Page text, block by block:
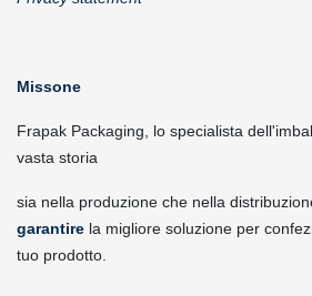
Missone
Frapak Packaging, lo specialista
vasta storia
sia nella produzione che nella
garantire la migliore soluzione per
tuo prodotto.